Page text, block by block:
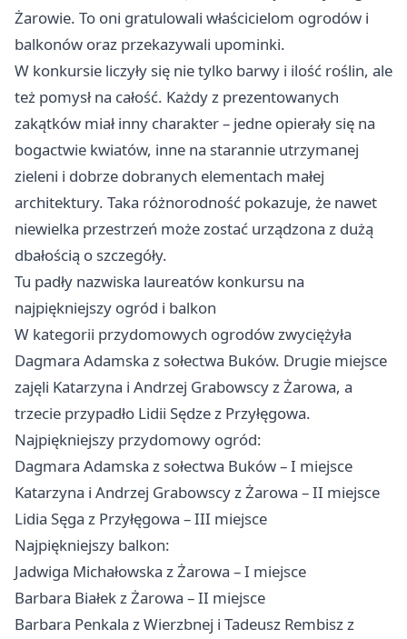
Żarowie. To oni gratulowali właścicielom ogrodów i
balkonów oraz przekazywali upominki.
W konkursie liczyły się nie tylko barwy i ilość roślin, ale
też pomysł na całość. Każdy z prezentowanych
zakątków miał inny charakter – jedne opierały się na
bogactwie kwiatów, inne na starannie utrzymanej
zieleni i dobrze dobranych elementach małej
architektury. Taka różnorodność pokazuje, że nawet
niewielka przestrzeń może zostać urządzona z dużą
dbałością o szczegóły.
Tu padły nazwiska laureatów konkursu na
najpiękniejszy ogród i balkon
W kategorii przydomowych ogrodów zwyciężyła
Dagmara Adamska z sołectwa Buków. Drugie miejsce
zajęli Katarzyna i Andrzej Grabowscy z Żarowa, a
trzecie przypadło Lidii Sędze z Przyłęgowa.
Najpiękniejszy przydomowy ogród:
Dagmara Adamska z sołectwa Buków – I miejsce
Katarzyna i Andrzej Grabowscy z Żarowa – II miejsce
Lidia Sęga z Przyłęgowa – III miejsce
Najpiękniejszy balkon:
Jadwiga Michałowska z Żarowa – I miejsce
Barbara Białek z Żarowa – II miejsce
Barbara Penkala z Wierzbnej i Tadeusz Rembisz z